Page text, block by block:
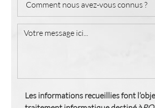
Les informations recueillies font